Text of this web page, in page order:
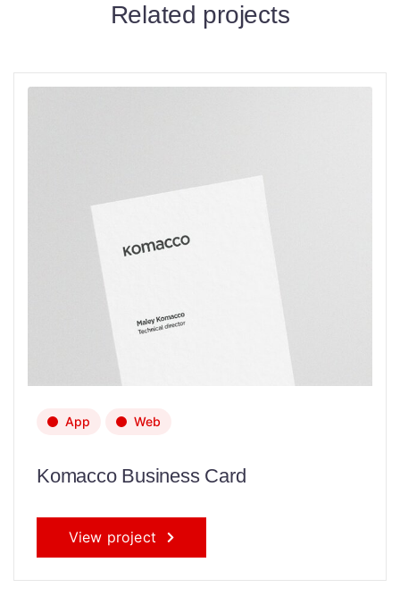
Related projects
App Web
Komacco Business Card
View project